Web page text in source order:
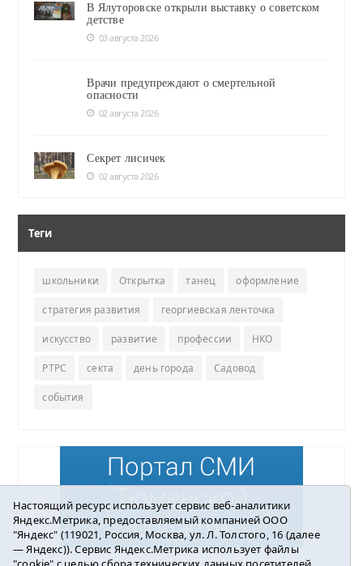
В Ялуторовске открыли выставку о советском
детстве
03 августа 2026
Врачи предупреждают о смертельной
опасности
02 августа 2026
Секрет лисичек
02 августа 2026
Теги
школьники Открытка танец оформление
стратегия развития георгиевская ленточка
искусство развитие профессии НКО
РТРС секта день города Садовод
события
Настоящий ресурс использует сервис веб-аналитики
Яндекс.Метрика, предоставляемый компанией ООО
"Яндекс" (119021, Россия, Москва, ул. Л. Толстого, 16 (далее
— Яндекс)). Сервис Яндекс.Метрика использует файлы